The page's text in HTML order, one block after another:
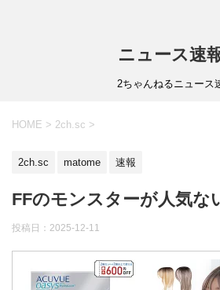
ニュース速
2ちゃんねるニュース
HOME > 2ch.sc >
2ch.sc matome 速報
FFのモンスターが人気な
投稿日： 2025-12-11